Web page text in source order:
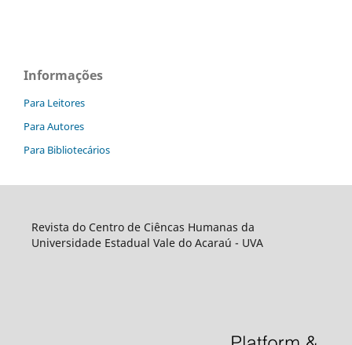
Informações
Para Leitores
Para Autores
Para Bibliotecários
Revista do Centro de Ciêncas Humanas da
Universidade Estadual Vale do Acaraú - UVA